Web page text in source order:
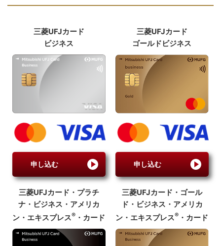
三菱UFJカード
ビジネス
申し込む
三菱UFJカード
ゴールドビジネス
申し込む
三菱UFJカード・ プラチ
ナ・ビジネス・ アメリカ
ン・エキスプレス® ・ カード
三菱UFJカード・ゴール
ド・ ビジネス・ アメリカ
ン・エキスプレス® ・カード